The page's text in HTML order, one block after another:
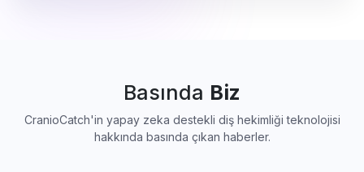
Basında Biz
CranioCatch'in yapay zeka destekli diş hekimliği teknolojisi
hakkında basında çıkan haberler.